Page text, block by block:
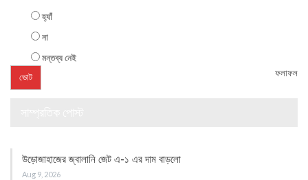
হ্যাঁ
না
মন্তব্য নেই
ফলাফল
উড়োজাহাজের জ্বালানি জেট এ-১ এর দাম বাড়লো
Aug 9, 2026